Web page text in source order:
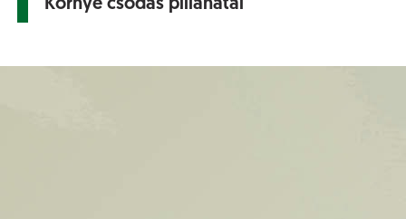
Környe csodás pillanatai